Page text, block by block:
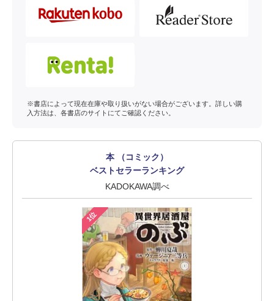
※書店によって現在在庫や取り扱いがない場合がございます。詳しい購
入方法は、各書店のサイトにてご確認ください。
本 （コミック）
ベストセラーランキング
KADOKAWA調べ
1位